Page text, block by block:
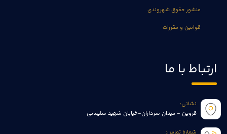
منشور حقوق شهروندی
قوانین و مقررات
ارتباط با ما
نشانی:
قزوین - میدان سرداران-خیابان شهید سلیمانی